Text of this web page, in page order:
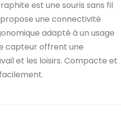
est une souris sans fil
une connectivité
adapté à un usage
capteur offrent une
et les loisirs. Compacte et